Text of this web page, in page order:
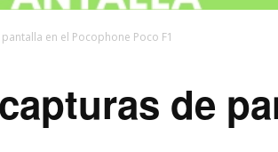
en el Pocophone Poco F1
de